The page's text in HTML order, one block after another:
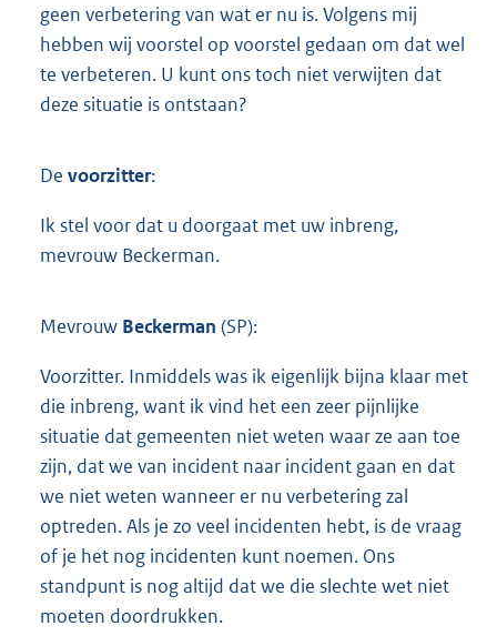
geen verbetering van wat er nu is. Volgens mij
hebben wij voorstel op voorstel gedaan om dat wel
te verbeteren. U kunt ons toch niet verwijten dat
deze situatie is ontstaan?
De voorzitter:
Ik stel voor dat u doorgaat met uw inbreng,
mevrouw Beckerman.
Mevrouw Beckerman (SP):
Voorzitter. Inmiddels was ik eigenlijk bijna klaar met
die inbreng, want ik vind het een zeer pijnlijke
situatie dat gemeenten niet weten waar ze aan toe
zijn, dat we van incident naar incident gaan en dat
we niet weten wanneer er nu verbetering zal
optreden. Als je zo veel incidenten hebt, is de vraag
of je het nog incidenten kunt noemen. Ons
standpunt is nog altijd dat we die slechte wet niet
moeten doordrukken.